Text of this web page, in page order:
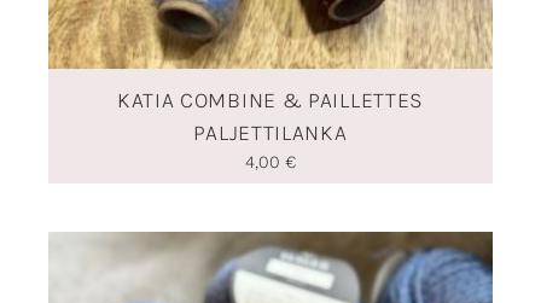
KATIA COMBINE & PAILLETTES
PALJETTILANKA
4,00 €